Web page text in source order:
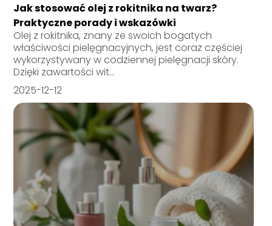
Jak stosować olej z rokitnika na twarz?
Praktyczne porady i wskazówki
Olej z rokitnika, znany ze swoich bogatych
właściwości pielęgnacyjnych, jest coraz częściej
wykorzystywany w codziennej pielęgnacji skóry.
Dzięki zawartości wit...
2025-12-12